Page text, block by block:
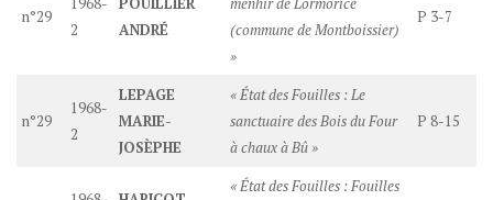
n°29
2
ANDRÉ
(commune de Montboissier)
»
P 3-7
n°29
1968-
2
LEPAGE
MARIE-
JOSÈPHE
« État des Fouilles : Le
sanctuaire des Bois du Four
à chaux à Bû »
P 8-15
« État des Fouilles : Fouilles